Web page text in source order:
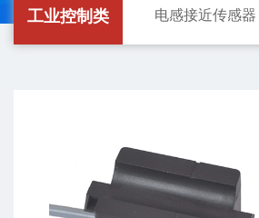
工业控制类 电感接近传感器